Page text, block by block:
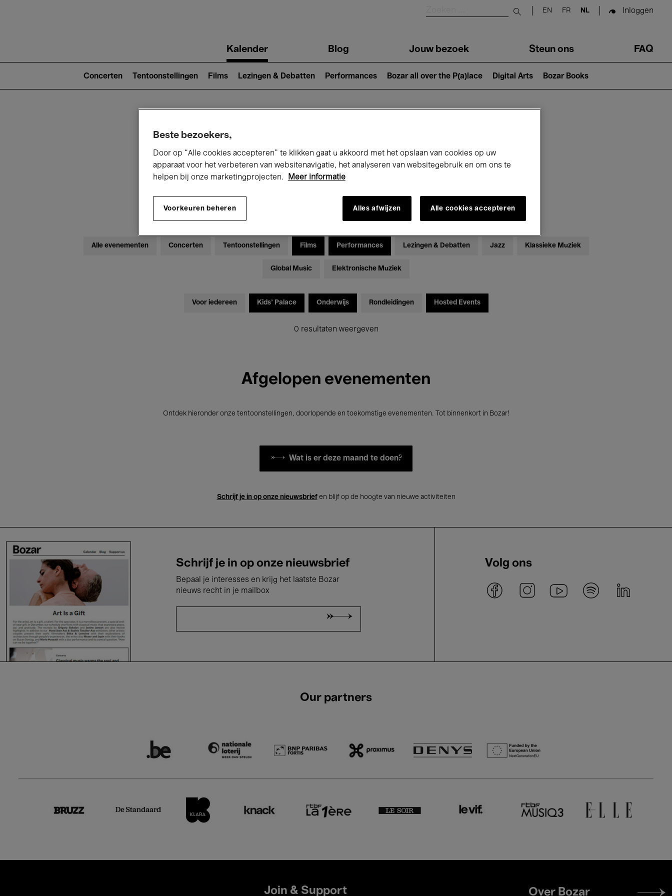
Submit search
EN FR NL Inloggen
navigationKalender Blog Jouw bezoek Steun ons FAQ
2)
Concerten Tentoonstellingen Films Lezingen & Debatten Performances Bozar all over the P(a)lace Digital Arts Bozar Books
Alle evenementen Concerten Tentoonstellingen Films Performances Lezingen & Debatten Jazz Klassieke Muziek
Global Music Elektronische Muziek
Voor iedereen Kids’ Palace Onderwijs Rondleidingen Hosted Events
0 resultaten weergeven
Afgelopen evenementen
Ontdek hieronder onze tentoonstellingen, doorlopende en toekomstige evenementen. Tot binnenkort in Bozar!
Wat is er deze maand te doen?
Schrijf je in op onze nieuwsbriefen blijf op de hoogte van nieuwe activiteiten
Schrijf je in op onze nieuwsbrief
Bepaal je interesses en krijg het laatste Bozar
nieuws recht in je mailbox
Volg ons
Our partners
Join & Support
Footer
Over Bozar
Beste bezoekers,
Door op “Alle cookies accepteren” te klikken gaat u akkoord met het opslaan van cookies op uw
apparaat voor het verbeteren van websitenavigatie, het analyseren van websitegebruik en om ons te
helpen bij onze marketingprojecten.
Meer informatie
Voorkeuren beheren Alles afwijzen Alle cookies accepteren